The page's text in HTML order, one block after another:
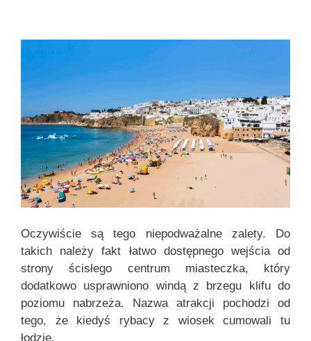
Oczywiście są tego niepodważalne zalety. Do
takich należy fakt łatwo dostępnego wejścia od
strony ścisłego centrum miasteczka, który
dodatkowo usprawniono windą z brzegu klifu do
poziomu nabrzeża. Nazwa atrakcji pochodzi od
tego, że kiedyś rybacy z wiosek cumowali tu
łodzie.